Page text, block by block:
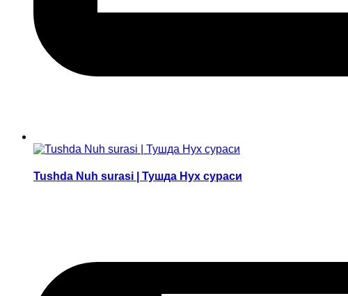
Tushda Nuh surasi | Тушда Нух сураси